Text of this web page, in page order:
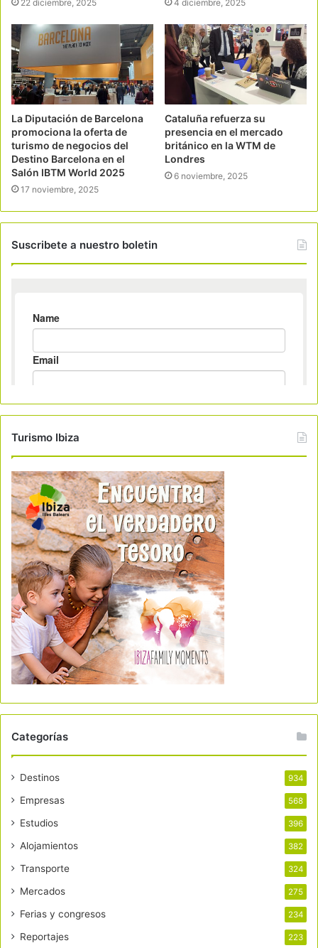
22 diciembre, 2025 4 diciembre, 2025
La Diputación de Barcelona
promociona la oferta de
turismo de negocios del
Destino Barcelona en el
Salón IBTM World 2025
17 noviembre, 2025
Cataluña refuerza su
presencia en el mercado
británico en la WTM de
Londres
6 noviembre, 2025
Suscribete a nuestro boletin
Turismo Ibiza
Categorías
Destinos 934
Empresas 568
Estudios 396
Alojamientos 382
Transporte 324
Mercados 275
Ferias y congresos 234
Reportajes 223